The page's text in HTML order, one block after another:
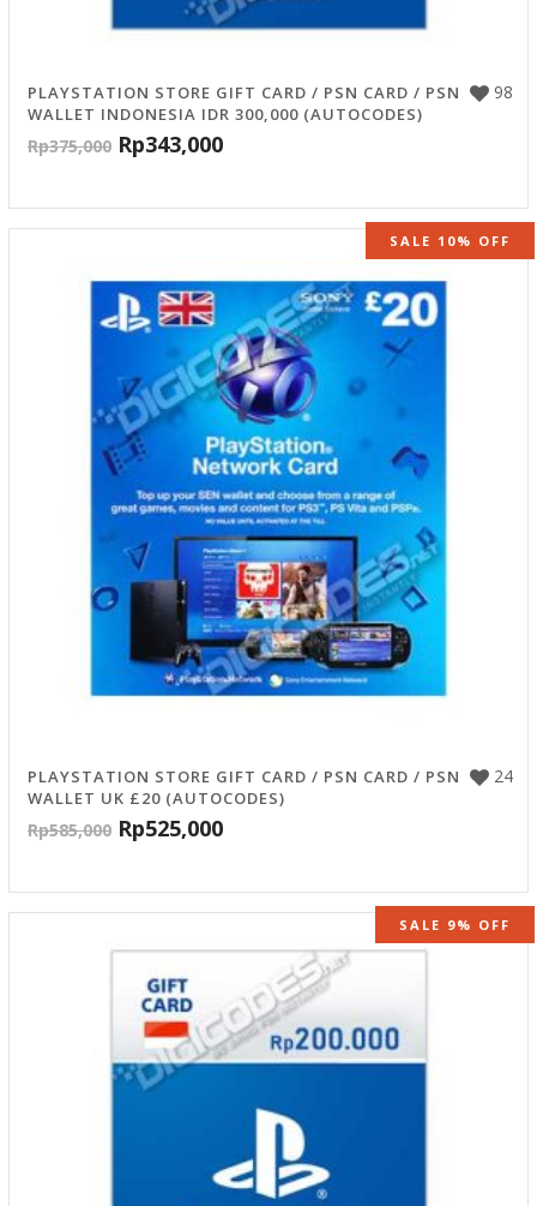
98
PLAYSTATION STORE GIFT CARD / PSN CARD / PSN
WALLET INDONESIA IDR 300,000 (AUTOCODES)
Rp375,000 Rp343,000
SALE 10% OFF
24
PLAYSTATION STORE GIFT CARD / PSN CARD / PSN
WALLET UK £20 (AUTOCODES)
Rp585,000 Rp525,000
SALE 9% OFF